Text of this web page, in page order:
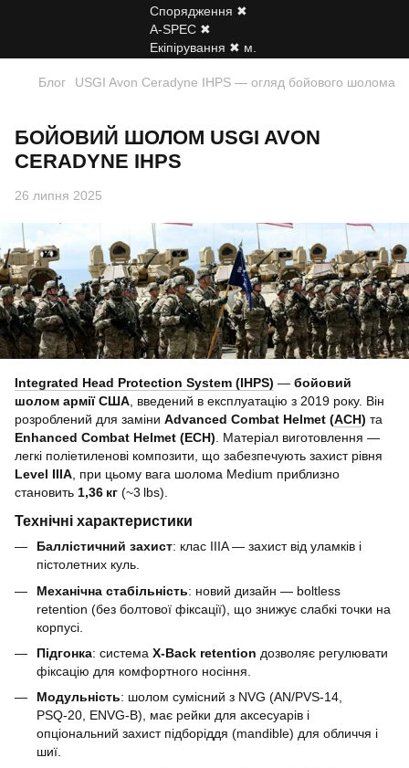
Блог USGI Avon Ceradyne IHPS — огляд бойового шолома
БОЙОВИЙ ШОЛОМ USGI AVON
CERADYNE IHPS
26 липня 2025
Integrated Head Protection System (IHPS) — бойовий
шолом армії США, введений в експлуатацію з 2019 року. Він
розроблений для заміни Advanced Combat Helmet (ACH) та
Enhanced Combat Helmet (ECH). Матеріал виготовлення —
легкі поліетиленові композити, що забезпечують захист рівня
Level IIIA, при цьому вага шолома Medium приблизно
становить 1,36 кг (~3 lbs).
Технічні характеристики
Баллістичний захист: клас IIIA — захист від уламків і
пістолетних куль.
Механічна стабільність: новий дизайн — boltless
retention (без болтової фіксації), що знижує слабкі точки на
корпусі.
Підгонка: система X‑Back retention дозволяє регулювати
фіксацію для комфортного носіння.
Модульність: шолом сумісний з NVG (AN/PVS‑14,
PSQ‑20, ENVG‑B), має рейки для аксесуарів і
опціональний захист підборіддя (mandible) для обличчя і
шиї.